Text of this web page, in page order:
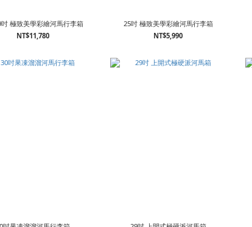
極致美學彩繪河馬行李箱
NT$11,780
25吋 極致美學彩繪河馬行李箱
NT$5,990